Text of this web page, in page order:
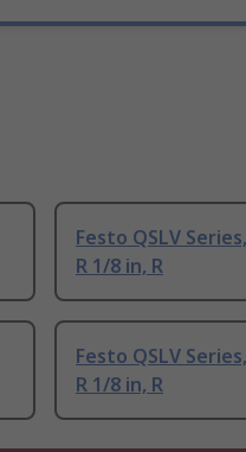
Festo QSLV
R 1/8 in, R
Festo QSLV
R 1/8 in, R